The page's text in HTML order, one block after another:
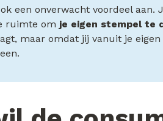
een onverwacht voordeel
ruimte om je eigen stempel te
maar omdat jij vanuit je